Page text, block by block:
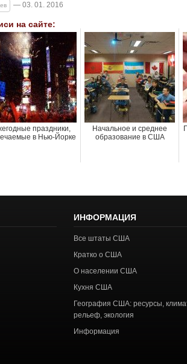
— 03. 01. 2016
на сайте:
праздники,
в Нью-Йорке
Начальное и среднее
образование в США
ИНФОРМАЦИЯ
Все штаты США
Кратко о США
О населении США
Кухня США
География США: ресурсы,
рельеф, экология
Информация